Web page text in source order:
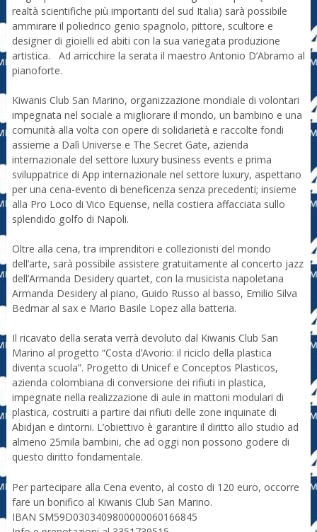
realtà scientifiche più importanti del sud Italia) sarà possibile
ammirare il poliedrico genio spagnolo, pittore, scultore e
designer di gioielli ed abiti con la sua variegata produzione
artistica. Ad arricchire la serata il maestro Antonio D’Abramo al
pianoforte.
Kiwanis Club San Marino, organizzazione mondiale di volontari
impegnata nel sociale a migliorare il mondo, un bambino e una
comunità alla volta con opere di solidarietà e raccolte fondi
assieme a Dalì Universe e The Secret Gate, azienda
internazionale del settore luxury business events e prima
sviluppatrice di App internazionale nel settore luxury, aspettano
per una cena-evento di beneficenza senza precedenti; insieme
alla Pro Loco di Vico Equense, nella costiera affacciata sullo
splendido golfo di Napoli.
Oltre alla cena, tra imprenditori e collezionisti del mondo
dell’arte, sarà possibile assistere gratuitamente al concerto jazz
dell’Armanda Desidery quartet, con la musicista napoletana
Armanda Desidery al piano, Guido Russo al basso, Emilio Silva
Bedmar al sax e Mario Basile Lopez alla batteria.
Il ricavato della serata verrà devoluto dal Kiwanis Club San
Marino al progetto “Costa d’Avorio: il riciclo della plastica
diventa scuola”. Progetto di Unicef e Conceptos Plasticos,
azienda colombiana di conversione dei rifiuti in plastica,
impegnate nella realizzazione di aule in mattoni modulari di
plastica, costruiti a partire dai rifiuti delle zone inquinate di
Abidjan e dintorni. L’obiettivo è garantire il diritto allo studio ad
almeno 25mila bambini, che ad oggi non possono godere di
questo diritto fondamentale.
Per partecipare alla Cena evento, al costo di 120 euro, occorre
fare un bonifico al Kiwanis Club San Marino.
IBAN SM59D0303409800000060166845